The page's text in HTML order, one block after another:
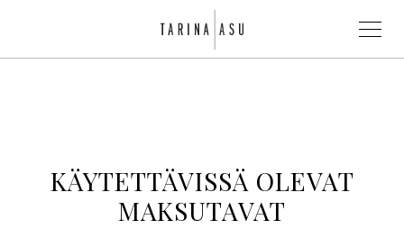
KÄYTETTÄVISSÄ OLEVAT
MAKSUTAVAT